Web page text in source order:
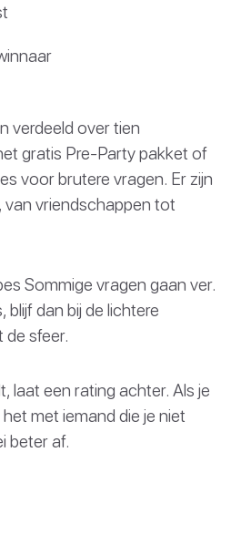
verdeeld over tien
gratis Pre-Party pakket of
voor brutere vragen. Er zijn
vriendschappen tot
Sommige vragen gaan ver.
blijf dan bij de lichtere
de sfeer.
laat een rating achter. Als je
met iemand die je niet
beter af.